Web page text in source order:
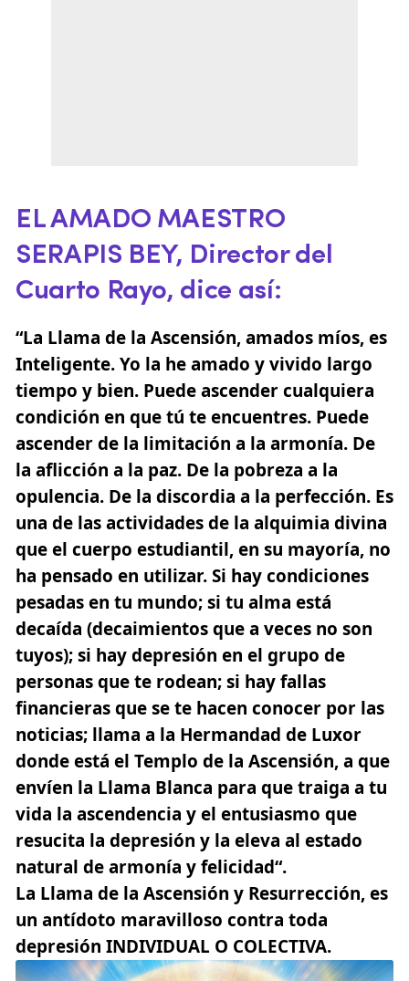
EL AMADO MAESTRO
SERAPIS BEY, Director del
Cuarto Rayo, dice así:
“La Llama de la Ascensión, amados míos, es
Inteligente. Yo la he amado y vivido largo
tiempo y bien. Puede ascender cualquiera
condición en que tú te encuentres. Puede
ascender de la limitación a la armonía. De
la aflicción a la paz. De la pobreza a la
opulencia. De la discordia a la perfección. Es
una de las actividades de la alquimia divina
que el cuerpo estudiantil, en su mayoría, no
ha pensado en utilizar. Si hay condiciones
pesadas en tu mundo; si tu alma está
decaída (decaimientos que a veces no son
tuyos); si hay depresión en el grupo de
personas que te rodean; si hay fallas
financieras que se te hacen conocer por las
noticias; llama a la Hermandad de Luxor
donde está el Templo de la Ascensión, a que
envíen la Llama Blanca para que traiga a tu
vida la ascendencia y el entusiasmo que
resucita la depresión y la eleva al estado
natural de armonía y felicidad“.
La Llama de la Ascensión y Resurrección, es
un antídoto maravilloso contra toda
depresión INDIVIDUAL O COLECTIVA.